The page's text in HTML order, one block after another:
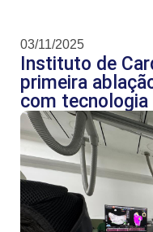
03/11/2025
Instituto de
primeira
com tecnologia